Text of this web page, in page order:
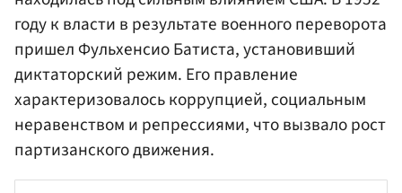
году к власти в результате военного переворота
пришел Фульхенсио Батиста, установивший
диктаторский режим. Его правление
характеризовалось коррупцией, социальным
неравенством и репрессиями, что вызвало рост
партизанского движения.